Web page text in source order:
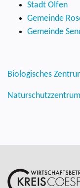
Stadt Olfen
Gemeinde
Gemeinde
Biologisches